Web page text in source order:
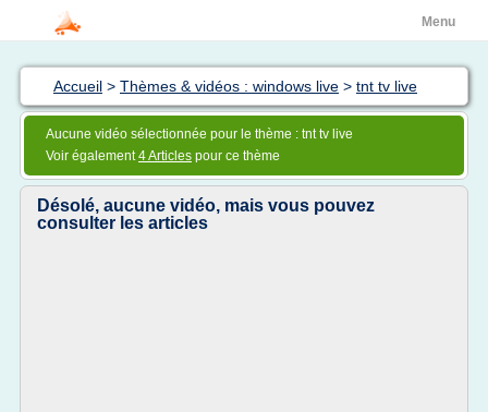
Menu
Accueil > Thèmes & vidéos : windows live > tnt tv live
Aucune vidéo sélectionnée pour le thème : tnt tv live
Voir également4 Articles pour ce thème
Désolé, aucune vidéo, mais vous pouvez
consulter les articles